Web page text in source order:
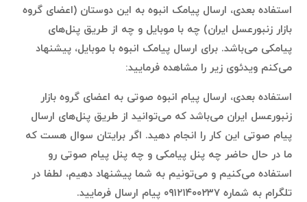
استفاده بعدی، ارسال پیامک انبوه به این دوستان (اعضای گروه
بازار زنبورعسل ایران) چه با موبایل و چه از طریق پنل‌های
پیامکی می‌باشد. برای ارسال پیامک انبوه با موبایل، پیشنهاد
می‌کنم ویدئوی زیر را مشاهده فرمایید:
استفاده بعدی، ارسال پیام انبوه صوتی به اعضای گروه بازار
زنبورعسل ایران می‌باشد که می‌توانید از طریق پنل‌های ارسال
پیام صوتی این کار را انجام دهید. اگر برایتان سوال هست که
ما در حال حاضر چه پنل پیامکی و چه پنل پیام صوتی رو
استفاده می‌کنیم و می‌تونیم به شما پیشنهاد دهیم، لطفا در
تلگرام به شماره ۰۹۱۲۱۴۰۰۲۳۷ پیام ارسال فرمایید.